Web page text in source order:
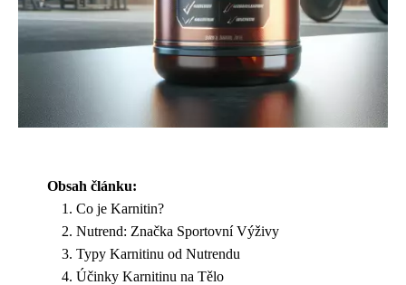
Obsah článku:
Co je Karnitin?
Nutrend: Značka Sportovní Výživy
Typy Karnitinu od Nutrendu
Účinky Karnitinu na Tělo